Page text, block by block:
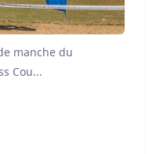
manche du
Cou...